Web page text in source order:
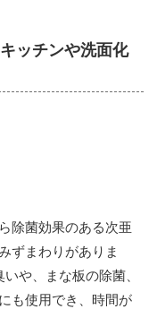
ッチンや洗面化
除菌効果のある次亜
ずまわりがありま
や、まな板の除菌、
も使用でき、時間が